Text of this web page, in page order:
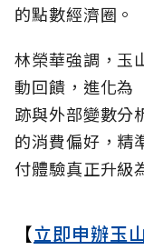
的點數經濟圈。
林榮華強調，玉
動回饋，進化為
跡與外部變數分
的消費偏好，精
付體驗真正升級
【立即申辦玉